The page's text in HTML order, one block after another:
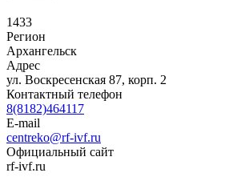
1433
Регион
Архангельск
Адрес
ул. Воскресенская 87, корп. 2
Контактный телефон
8(8182)464117
E-mail
сentreko@rf-ivf.ru
Официальный сайт
rf-ivf.ru